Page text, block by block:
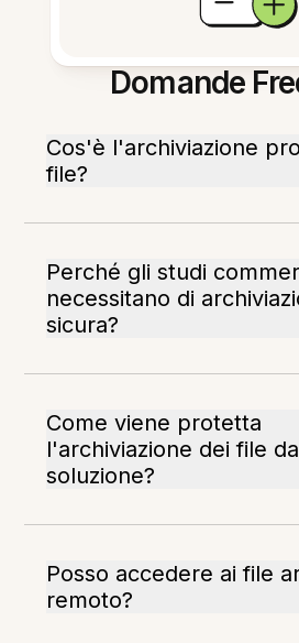
Domande
Cos'è l'archiviazione
file?
Perché gli studi
necessitano di
sicura?
Come viene protetta
l'archiviazione dei file
soluzione?
Posso accedere ai file
remoto?